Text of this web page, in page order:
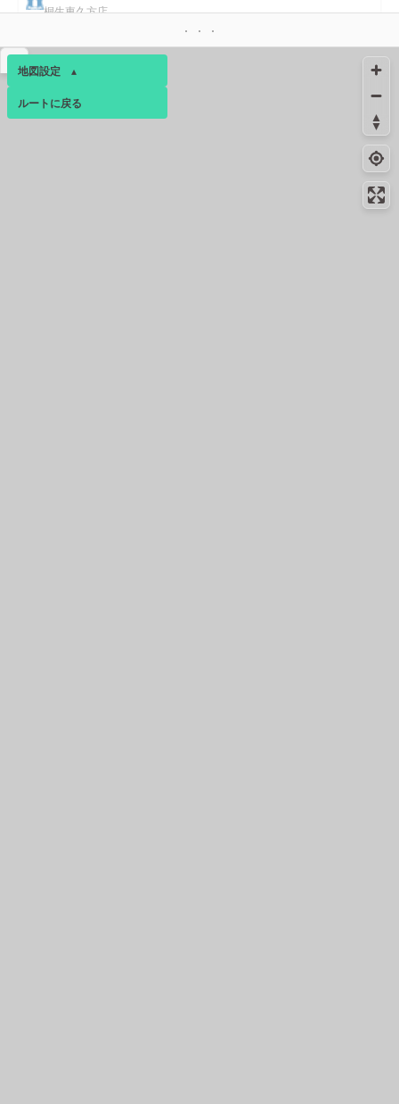
桐生東久方店
地図設定 ▴
ベース ▴
ルートに戻る